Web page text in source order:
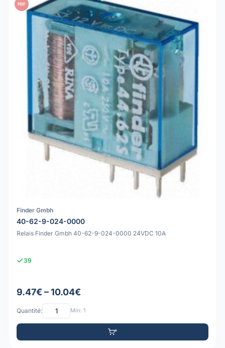
PDF
Finder Gmbh
40-62-9-024-0000
Relais Finder Gmbh 40-62-9-024-0000 24VDC 10A
39
9.47€ – 10.04€
Quantité: Min: 1